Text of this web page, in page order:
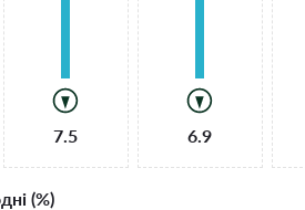
7.5 6.9
(%)